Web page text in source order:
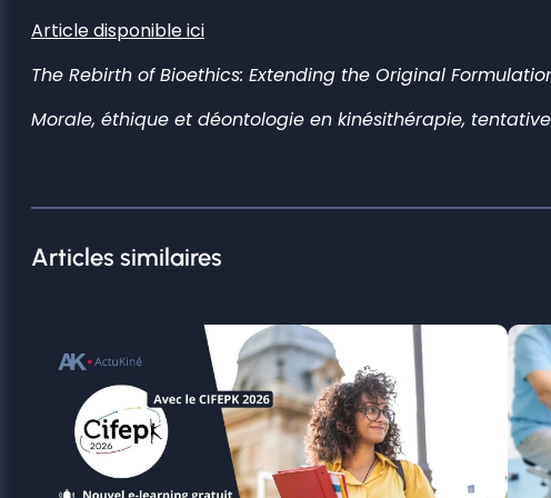
Article disponible ici
The Rebirth of Bioethics: Extending the Original
Morale, éthique et déontologie en kinésithérapie,
Articles similaires